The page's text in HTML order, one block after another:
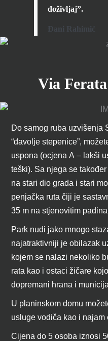
doživljaj”.
Đani Rahimić
Via
Do samog ruba uzvišenja
“đavolje stepenice”,
uspona (ocjena A – lakši
teški). Sa njega se
na stari dio grada i stari
penjačka ruta čiji je
35 m na stjenovitim
Park nudi jako mnogo
najatraktivniji je obilazak
kojem se nalazi nekoliko
rata kao i ostaci žičare
dopremani hrana i
U planinskom domu
usluge vodiča kao i najam
Cijena do 5 osoba iznosi